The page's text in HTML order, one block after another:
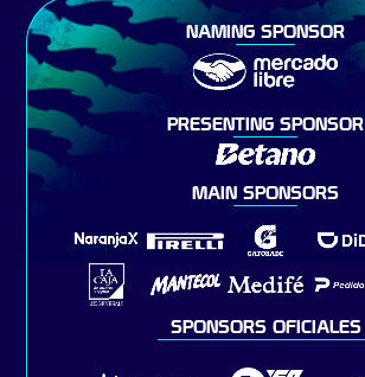
NAMING SPONSOR
PRESENTING SPONSOR
MAIN SPONSORS
SPONSORS OFICIALES